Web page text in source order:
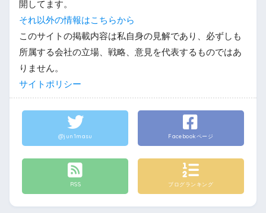
開してます。
それ以外の情報はこちらから
このサイトの掲載内容は私自身の見解であり、必ずしも
所属する会社の立場、戦略、意見を代表するものではあ
りません。
サイトポリシー
@jun1masu Facebookページ
RSS ブログランキング